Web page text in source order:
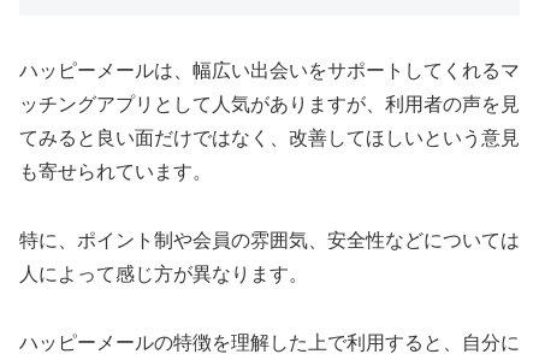
ハッピーメールは、幅広い出会いをサポートしてくれるマ
ッチングアプリとして人気がありますが、利用者の声を見
てみると良い面だけではなく、改善してほしいという意見
も寄せられています。
特に、ポイント制や会員の雰囲気、安全性などについては
人によって感じ方が異なります。
ハッピーメールの特徴を理解した上で利用すると、自分に